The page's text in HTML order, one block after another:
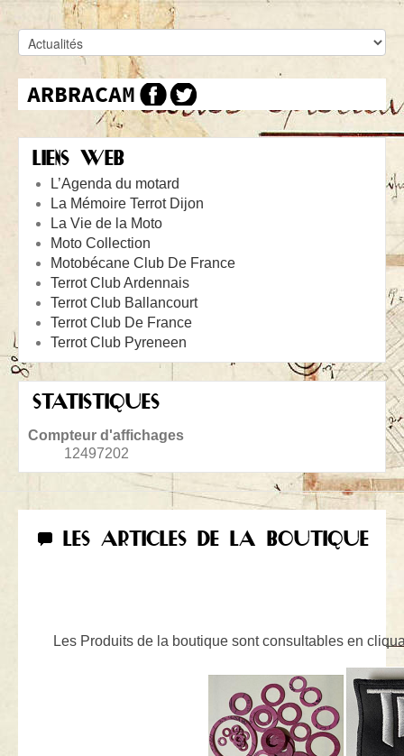
LIENS WEB
L’Agenda du motard
La Mémoire Terrot Dijon
La Vie de la Moto
Moto Collection
Motobécane Club De France
Terrot Club Ardennais
Terrot Club Ballancourt
Terrot Club De France
Terrot Club Pyreneen
STATISTIQUES
Compteur d'affichages
12497202
LES ARTICLES DE LA BOUTIQUE
Les Produits de la boutique sont consultables en